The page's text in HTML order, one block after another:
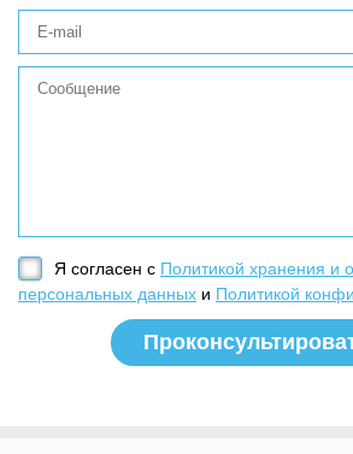
Я согласен с Политикой хранения и
персональных данных и Политикой